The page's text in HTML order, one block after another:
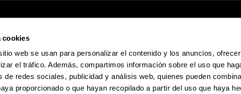
cookies
web se usan para personalizar el contenido y los anuncios,
el tráfico. Además, compartimos información sobre el uso que
de redes sociales, publicidad y análisis web, quienes pueden
proporcionado o que hayan recopilado a partir del uso que haya
Sede electrónica Accesibilidad
La EHU en TiktokLa EHU en Bluesky
La EHU